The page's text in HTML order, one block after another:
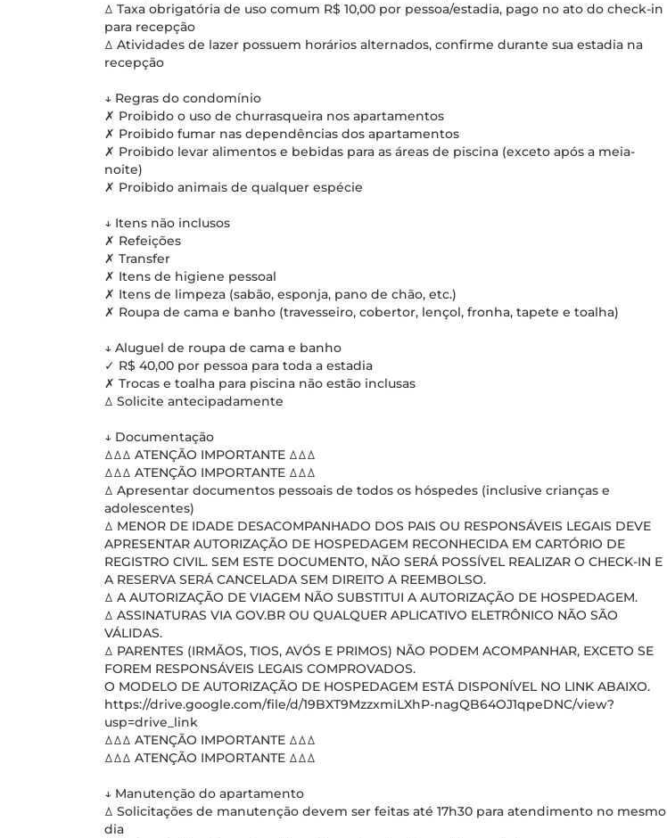
ꕔ Taxa obrigatória de uso comum R$ 10,00 por pessoa/estadia, pago no ato do check-in
para recepção
ꕔ Atividades de lazer possuem horários alternados, confirme durante sua estadia na
recepção
↓ Regras do condomínio
✗ Proibido o uso de churrasqueira nos apartamentos
✗ Proibido fumar nas dependências dos apartamentos
✗ Proibido levar alimentos e bebidas para as áreas de piscina (exceto após a meia-
noite)
✗ Proibido animais de qualquer espécie
↓ Itens não inclusos
✗ Refeições
✗ Transfer
✗ Itens de higiene pessoal
✗ Itens de limpeza (sabão, esponja, pano de chão, etc.)
✗ Roupa de cama e banho (travesseiro, cobertor, lençol, fronha, tapete e toalha)
↓ Aluguel de roupa de cama e banho
✓ R$ 40,00 por pessoa para toda a estadia
✗ Trocas e toalha para piscina não estão inclusas
ꕔ Solicite antecipadamente
↓ Documentação
ꕔꕔꕔ ATENÇÃO IMPORTANTE ꕔꕔꕔ
ꕔꕔꕔ ATENÇÃO IMPORTANTE ꕔꕔꕔ
ꕔ Apresentar documentos pessoais de todos os hóspedes (inclusive crianças e
adolescentes)
ꕔ MENOR DE IDADE DESACOMPANHADO DOS PAIS OU RESPONSÁVEIS LEGAIS DEVE
APRESENTAR AUTORIZAÇÃO DE HOSPEDAGEM RECONHECIDA EM CARTÓRIO DE
REGISTRO CIVIL. SEM ESTE DOCUMENTO, NÃO SERÁ POSSÍVEL REALIZAR O CHECK-IN E
A RESERVA SERÁ CANCELADA SEM DIREITO A REEMBOLSO.
ꕔ A AUTORIZAÇÃO DE VIAGEM NÃO SUBSTITUI A AUTORIZAÇÃO DE HOSPEDAGEM.
ꕔ ASSINATURAS VIA GOV.BR OU QUALQUER APLICATIVO ELETRÔNICO NÃO SÃO
VÁLIDAS.
ꕔ PARENTES (IRMÃOS, TIOS, AVÓS E PRIMOS) NÃO PODEM ACOMPANHAR, EXCETO SE
FOREM RESPONSÁVEIS LEGAIS COMPROVADOS.
O MODELO DE AUTORIZAÇÃO DE HOSPEDAGEM ESTÁ DISPONÍVEL NO LINK ABAIXO.
https://drive.google.com/file/d/19BXT9MzzxmiLXhP-nagQB64OJ1qpeDNC/view?
usp=drive_link
ꕔꕔꕔ ATENÇÃO IMPORTANTE ꕔꕔꕔ
ꕔꕔꕔ ATENÇÃO IMPORTANTE ꕔꕔꕔ
↓ Manutenção do apartamento
ꕔ Solicitações de manutenção devem ser feitas até 17h30 para atendimento no mesmo
dia